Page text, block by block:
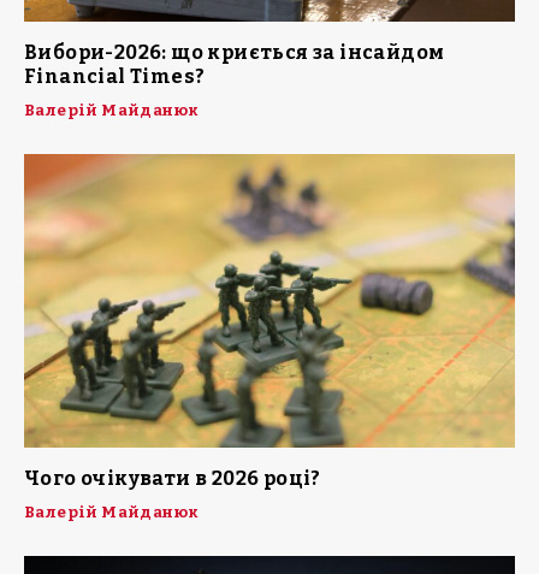
Вибори-2026: що криється за інсайдом
Financial Times?
Валерій Майданюк
Чого очікувати в 2026 році?
Валерій Майданюк